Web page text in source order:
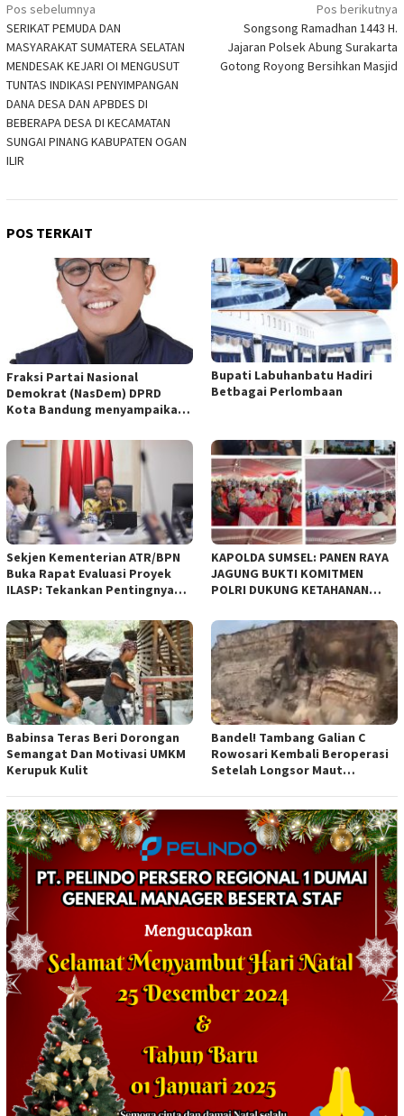
Navigasi
pos
Pos sebelumnya
SERIKAT PEMUDA DAN
MASYARAKAT SUMATERA SELATAN
MENDESAK KEJARI OI MENGUSUT
TUNTAS INDIKASI PENYIMPANGAN
DANA DESA DAN APBDES DI
BEBERAPA DESA DI KECAMATAN
SUNGAI PINANG KABUPATEN OGAN
ILIR
Pos berikutnya
Songsong Ramadhan 1443 H.
Jajaran Polsek Abung Surakarta
Gotong Royong Bersihkan Masjid
POS TERKAIT
Fraksi Partai Nasional
Demokrat (NasDem) DPRD
Kota Bandung menyampaikan
empat Rancangan Peraturan
Daerah (Raperda) yang
diajukan Pemerintah Kota
Bandung
Bupati Labuhanbatu Hadiri
Betbagai Perlombaan
Sekjen Kementerian ATR/BPN
Buka Rapat Evaluasi Proyek
ILASP: Tekankan Pentingnya
Anggaran
KAPOLDA SUMSEL: PANEN RAYA
JAGUNG BUKTI KOMITMEN
POLRI DUKUNG KETAHANAN
Babinsa Teras Beri Dorongan
Semangat Dan Motivasi UMKM
Kerupuk Kulit
Bandel! Tambang Galian C
Rowosari Kembali Beroperasi
Setelah Longsor Maut